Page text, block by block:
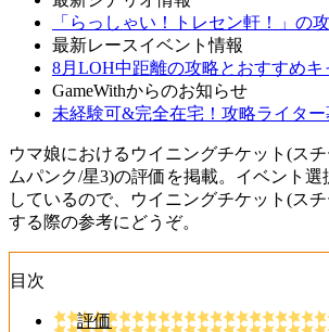
「らっしゃい！トレセン軒！」の
最新レースイベント情報
8月LOH中距離の攻略とおすすめキ
GameWithからのお知らせ
未経験可&完全在宅！攻略ライター
ウマ娘におけるウイニングチケット(ス
ムパンク/星3)の評価を掲載。イベント
しているので、ウイニングチケット(ス
する際の参考にどうぞ。
目次
評価